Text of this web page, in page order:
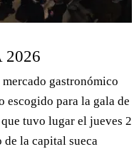
2026
gastronómico
escogido para la gala de
que tuvo lugar el jueves 2
la capital sueca